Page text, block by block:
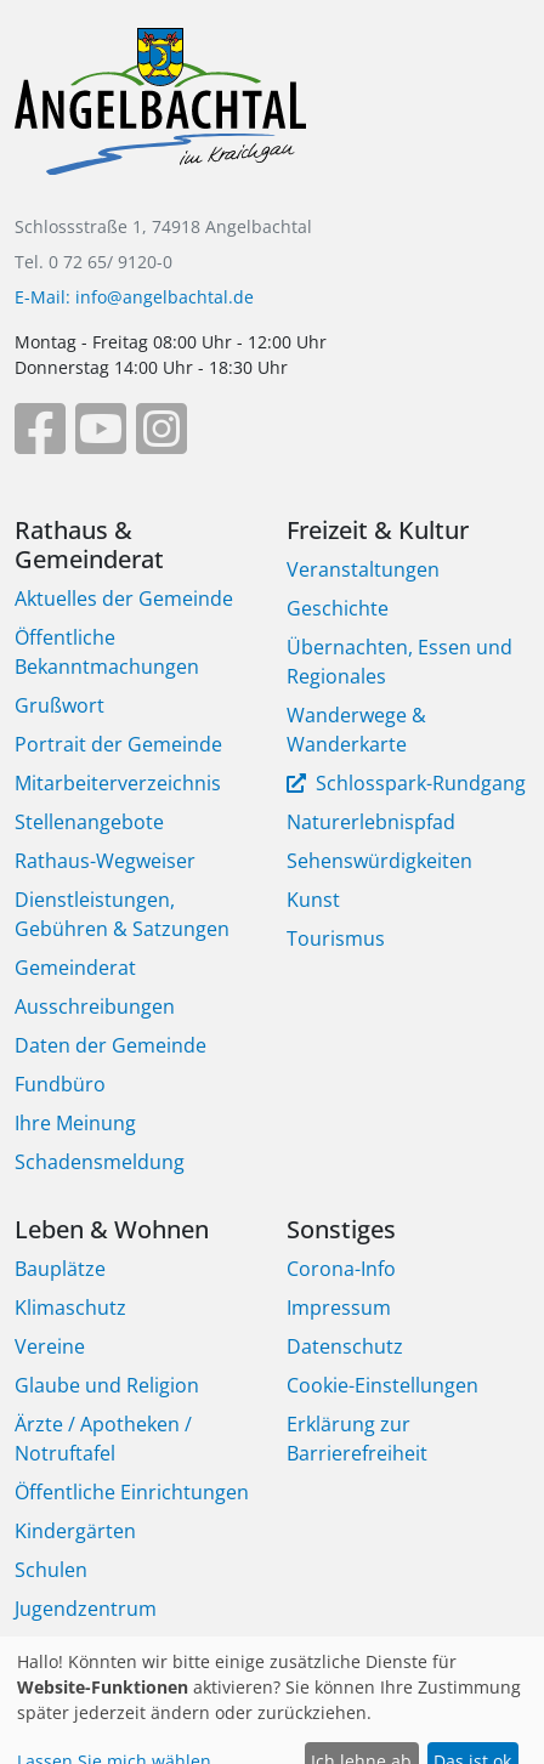
Schlossstraße 1, 74918 Angelbachtal
Tel. 0 72 65/ 9120-0
E-Mail: info@angelbachtal.de
Montag - Freitag 08:00 Uhr - 12:00 Uhr
Donnerstag 14:00 Uhr - 18:30 Uhr
Rathaus &
Gemeinderat
Aktuelles der Gemeinde
Öffentliche
Bekanntmachungen
Grußwort
Portrait der Gemeinde
Mitarbeiterverzeichnis
Stellenangebote
Rathaus-Wegweiser
Dienstleistungen,
Gebühren & Satzungen
Gemeinderat
Ausschreibungen
Daten der Gemeinde
Fundbüro
Ihre Meinung
Schadensmeldung
Freizeit & Kultur
Veranstaltungen
Geschichte
Übernachten, Essen und
Regionales
Wanderwege &
Wanderkarte
Schlosspark-Rundgang
Naturerlebnispfad
Sehenswürdigkeiten
Kunst
Tourismus
Leben & Wohnen
Bauplätze
Klimaschutz
Vereine
Glaube und Religion
Ärzte / Apotheken /
Notruftafel
Öffentliche Einrichtungen
Kindergärten
Schulen
Jugendzentrum
Mitteilungsblatt
Sonstiges
Corona-Info
Impressum
Datenschutz
Cookie-Einstellungen
Erklärung zur
Barrierefreiheit
Hallo! Könnten wir bitte einige zusätzliche Dienste für
Website-Funktionen aktivieren? Sie können Ihre Zustimmung
später jederzeit ändern oder zurückziehen.